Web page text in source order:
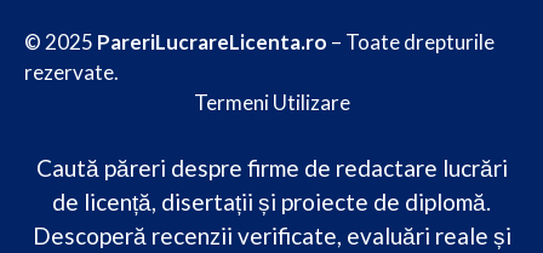
© 2025 PareriLucrareLicenta.ro – Toate drepturile
rezervate.
Termeni Utilizare
Caută păreri despre firme de redactare lucrări
de licență, disertații și proiecte de diplomă.
Descoperă recenzii verificate, evaluări reale și